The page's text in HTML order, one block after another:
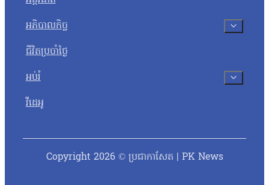
អភិបាលកិច្ច
ជីវិតប្រចាំថ្ងៃ
អប់រំ
វីដេអូ
Copyright 2026 © ប្រជាកាសែត | PK News